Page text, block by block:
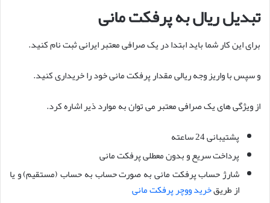
تبدیل ریال به پرفکت مانی
برای این کار شما باید ابتدا در یک صرافی معتبر ایرانی ثبت نام کنید.
و سپس با واریز وجه ریالی مقدار پرفکت مانی خود را خریداری کنید.
از ویژگی های یک صرافی معتبر می توان به موارد ذیر اشاره کرد.
پشتیبانی 24 ساعته
پرداخت سریع و بدون معطلی پرفکت مانی
شارژ حساب پرفکت مانی به صورت حساب به حساب (مستقیم) و یا
از طریقخرید ووچر پرفکت مانی